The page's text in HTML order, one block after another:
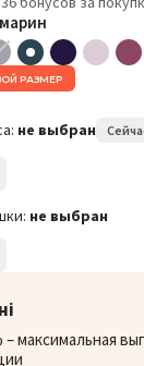
РАЗМЕР
не выбран
не выбран
– максимальная